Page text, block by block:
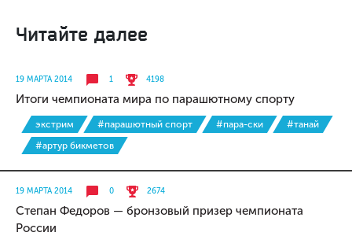
Читайте далее
19 МАРТА 2014 1 4198
Итоги чемпионата мира по парашютному спорту
экстрим #парашютный спорт #пара-ски
#танай
#артур бикметов
19 МАРТА 2014 0 2674
Степан Федоров — бронзовый призер чемпионата
России